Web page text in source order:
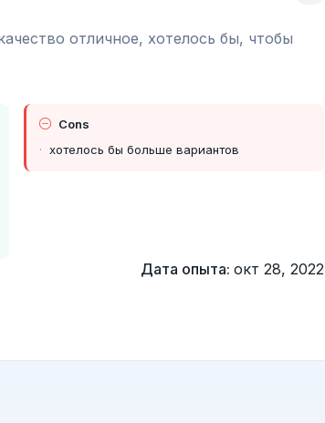
отличное, хотелось бы, чтобы
Cons
хотелось бы больше вариантов
Дата опыта: окт 28, 2022